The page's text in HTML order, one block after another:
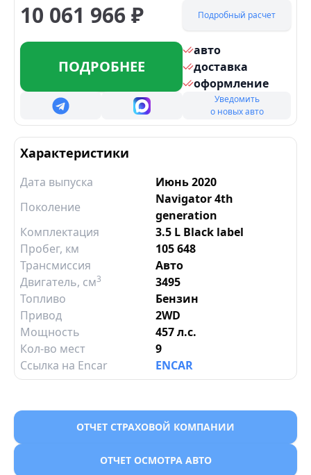
10 061 966₽ Подробный расчет
ПОДРОБНЕЕ
авто
доставка
оформление
Уведомить
о новых авто
Характеристики
Дата выпуска
Июнь 2020
Поколение
Navigator 4th
generation
Комплектация
3.5 L Black label
Пробег, км
105 648
Трансмиссия
Авто
Двигатель, см3
3495
Топливо
Бензин
Привод
2WD
Мощность
457 л.с.
Кол-во мест
9
Ссылка на Encar
ENCAR
ОТЧЕТ СТРАХОВОЙ КОМПАНИИ
ОТЧЕТ ОСМОТРА АВТО